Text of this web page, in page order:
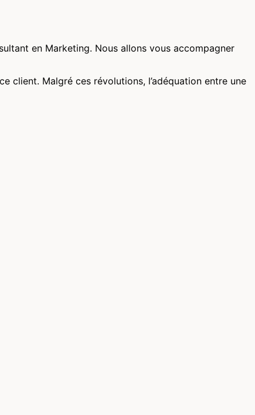
en Marketing. Nous allons vous accompagner
client. Malgré ces révolutions, l’adéquation entre une